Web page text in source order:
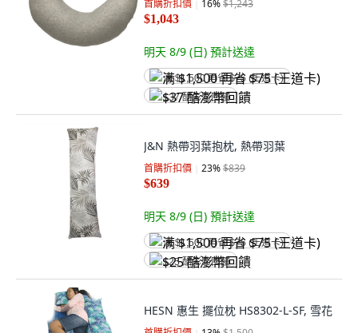
首購折扣價 16%$1,243
$1,043
明天 8/9 (日) 預計送達
满 $1,500 再省 $75 (王道卡)
$37 酷澎幣回饋
J&N 熱帶羽葉抱枕, 熱帶羽葉
首購折扣價 23%$839
$639
明天 8/9 (日) 預計送達
满 $1,500 再省 $75 (王道卡)
$25 酷澎幣回饋
HESN 惠生 擺位枕 HS8302-L-SF, 雪花